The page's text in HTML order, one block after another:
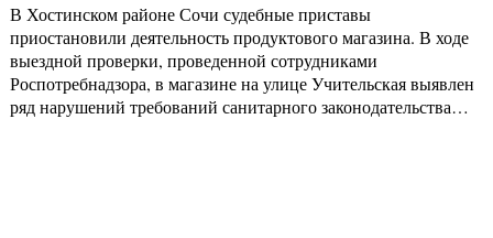
В Хостинском районе Сочи судебные приставы
приостановили деятельность продуктового магазина. В ходе
выездной проверки, проведенной сотрудниками
Роспотребнадзора, в магазине на улице Учительская выявлен
ряд нарушений требований санитарного законодательства…